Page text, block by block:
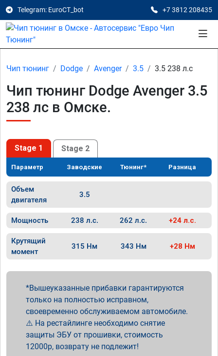
Telegram: EuroCT_bot +7 3812 208435
Чип тюнинг Dodge Avenger 3.5 3.5 238 л.с
Чип тюнинг Dodge Avenger 3.5
238 лс в Омске.
Stage 1 Stage 2
Параметр Заводские Тюнинг* Разница
Объем
двигателя
3.5
Мощность 238 л.с. 262 л.с. +24 л.с.
Крутящий
момент
315 Нм 343 Нм +28 Нм
Вышеуказанные прибавки гарантируются
только на полностью исправном,
своевременно обслуживаемом автомобиле.
⚠️ На рестайлинге необходимо снятие
защиты ЭБУ от прошивки, стоимость
12000р, возврату не подлежит!